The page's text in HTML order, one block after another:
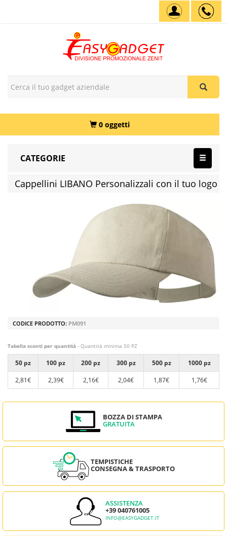
0 oggetti
CATEGORIE
Cappellini LIBANO Personalizzali con il tuo logo
CODICE PRODOTTO: PM091
Tabella sconti per quantità - Quantità minima 50 PZ
50 pz 100 pz 200 pz 300 pz 500 pz
1000 pz
2,81€
2,39€ 2,16€ 2,04€ 1,87€ 1,76€
BOZZA DI STAMPA
GRATUITA
TEMPISTICHE
CONSEGNA & TRASPORTO
ASSISTENZA
+39 040761005
INFO@EASYGADGET.IT